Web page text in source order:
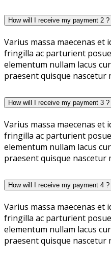
How will I receive my payment 2 ?
Varius massa maecenas et
fringilla ac parturient
elementum nullam lacus
praesent quisque nascetur
How will I receive my payment 3 ?
Varius massa maecenas et
fringilla ac parturient
elementum nullam lacus
praesent quisque nascetur
How will I receive my payment 4 ?
Varius massa maecenas et
fringilla ac parturient
elementum nullam lacus
praesent quisque nascetur